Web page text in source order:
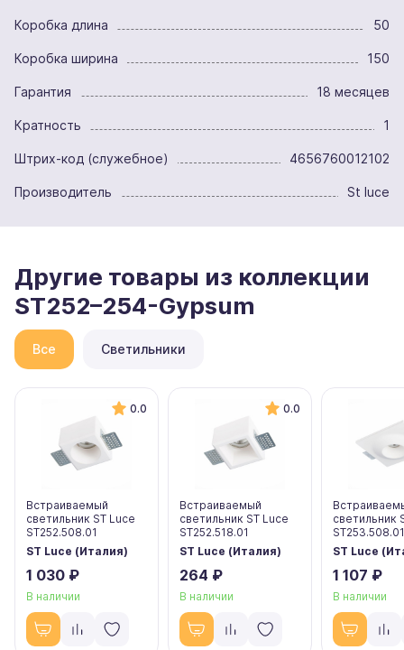
Коробка длина 50
Коробка ширина 150
Гарантия 18 месяцев
Кратность 1
Штрих-код (служебное) 4656760012102
Производитель St luce
Другие товары из коллекции
ST252–254-Gypsum
Все Светильники
0.0
Встраиваемый
светильник ST Luce
ST252.508.01
ST Luce (Италия)
1 030 ₽
В наличии
0.0
Встраиваемый
светильник ST Luce
ST252.518.01
ST Luce (Италия)
264 ₽
В наличии
светильник
ST253.508.01
ST Luce
1 107 ₽
В наличии